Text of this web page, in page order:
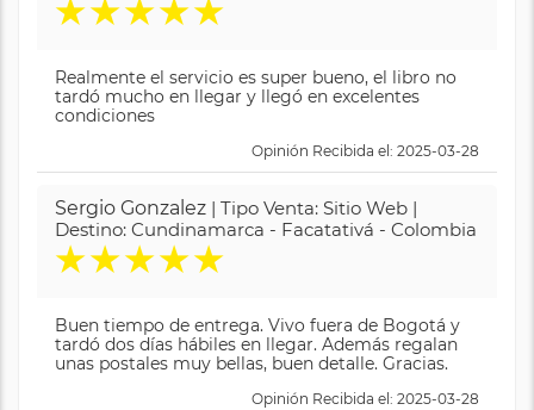
★★★★★
Realmente el servicio es super bueno, el libro no
tardó mucho en llegar y llegó en excelentes
condiciones
Opinión Recibida el: 2025-03-28
Sergio Gonzalez | Tipo Venta: Sitio Web |
Destino: Cundinamarca - Facatativá - Colombia
★★★★★
Buen tiempo de entrega. Vivo fuera de Bogotá y
tardó dos días hábiles en llegar. Además regalan
unas postales muy bellas, buen detalle. Gracias.
Opinión Recibida el: 2025-03-28